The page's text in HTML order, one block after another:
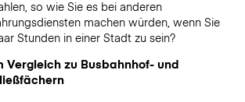
so wie Sie es bei anderen
machen würden, wenn Sie
Stunden in einer Stadt zu sein?
Vergleich zu Busbahnhof- und